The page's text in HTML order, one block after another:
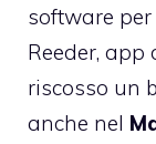
software
Reeder, app
riscosso un
anche nel